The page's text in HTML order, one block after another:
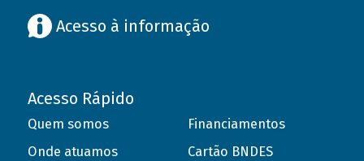
Acesso à informação
Acesso Rápido
Quem somos
Onde atuamos
Financiamentos
Cartão BNDES